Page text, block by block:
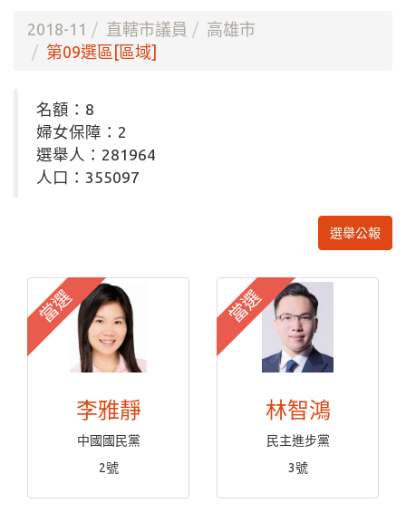
2018-11 直轄市議員
高雄市
第09選區[區域]
名額：8
婦女保障：2
選舉人：281964
人口：355097
選舉公報
當選
李雅靜
中國國民黨
2號
當選
林智鴻
民主進步黨
3號